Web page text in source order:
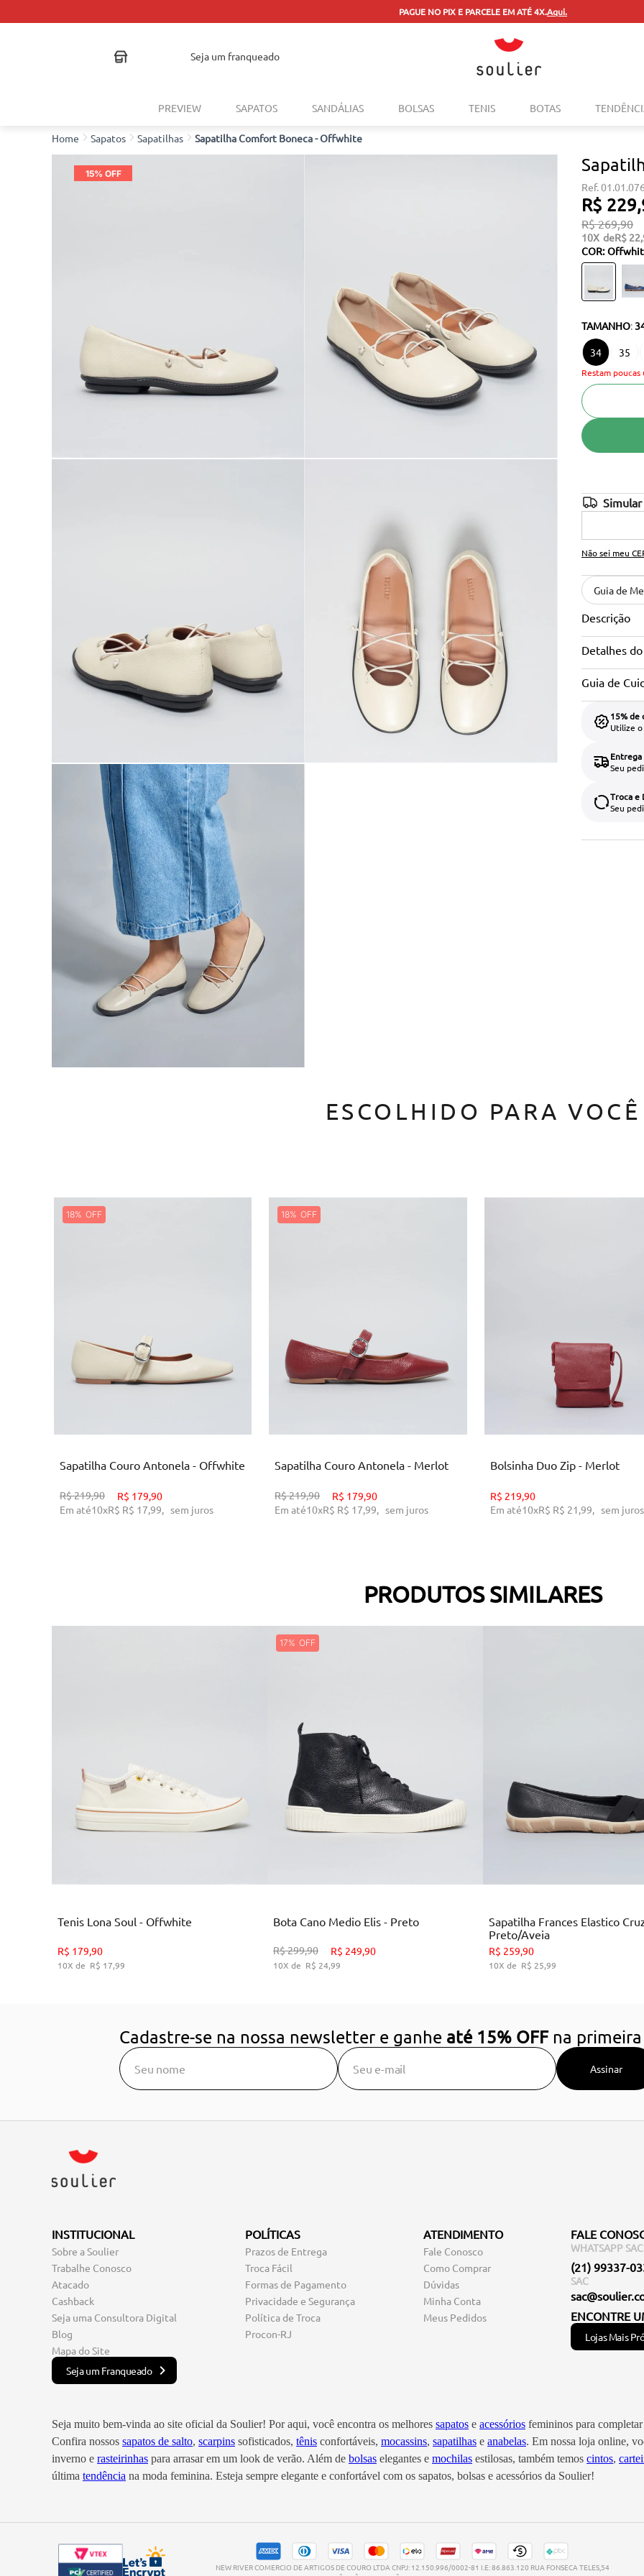
PAGUE NO PIX E PARCELE EM ATÉ 4X.Aqui.
seja um franqueado
PREVIEW SAPATOS SANDÁLIAS BOLSAS TENIS BOTAS
Sapatos Sapatilhas Sapatilha Comfort Boneca - Offwhite
15% OFF
R$ 229,
R$ 269,90
10 R$ 22,
COR:
TAMANHO:
34 35
Restam
Não sei meu
Guia de
Descrição
Detalhes
Guia de
15% de
Utilize o
Entrega
Seu
Troca e
Seu
ESCOLHIDO PARA VOCÊ
18%
Sapatilha Couro Antonela - Offwhite
R$219,90 R$ 179,90
Em até10xR$ R$ 17,99, sem juros
18%
Sapatilha Couro Antonela - Merlot
R$219,90 R$ 179,90
Em até10xR$ R$ 17,99, sem juros
Bolsinha Duo Zip - Merlot
R$ 219,90
Em até10xR$ R$ 21,99, sem juros
PRODUTOS SIMILARES
ADICIONAR AO CARRINHO
Tenis Lona Soul - Offwhite
R$ 179,90
10 R$ 17,99
34 35 36
ADICIONAR AO CARRINHO
17%
Bota Cano Medio Elis - Preto
R$299,90 R$ 249,90
10 R$ 24,99
ADICIONAR AO
Sapatilha Frances Elastico
Preto/Aveia
R$ 259,90
10 R$ 25,99
Cadastre-se na nossa newsletter e ganhe até 15% OFFna
Assinar
INSTITUCIONAL
Sobre a Soulier
Trabalhe Conosco
Atacado
Cashback
Seja uma Consultora Digital
Blog
Mapa do Site
Seja um Franqueado
POLÍTICAS
Prazos de Entrega
Troca Fácil
Formas de Pagamento
Privacidade e Segurança
Política de Troca
Procon-RJ
ATENDIMENTO
Fale Conosco
Como Comprar
Dúvidas
Minha Conta
Meus Pedidos
FALE
WHATSAPP SAC
(21) 99337-
SAC
ENCONTRE
Lojas Mais
Seja muito bem-vinda ao site oficial da Soulier! Por aqui, você encontra os melhores sapatos e acessórios femininos para
Confira nossos sapatos de salto, scarpins sofisticados, tênis confortáveis, mocassins, sapatilhas e anabelas. Em nossa loja online,
inverno e rasteirinhas para arrasar em um look de verão. Além de bolsas elegantes e mochilas estilosas, também temos cintos,
última tendência na moda feminina. Esteja sempre elegante e confortável com os sapatos, bolsas e acessórios da Soulier!
NEW RIVER COMERCIO DE ARTIGOS DE COURO LTDA CNPJ: 12.150.996/0002-81 I.E: 86.863.120 RUA FONSECA TELES,54
1º
tenis
8º
mochila
9º
anabela
10º cinto